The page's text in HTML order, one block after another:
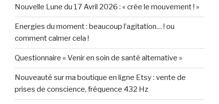
Nouvelle Lune du 17 Avril 2026 : « crée le mouvement ! »
Energies du moment : beaucoup l’agitation… ! ou
comment calmer cela !
Questionnaire « Venir en soin de santé alternative »
Nouveauté sur ma boutique en ligne Etsy : vente de
prises de conscience, fréquence 432 Hz